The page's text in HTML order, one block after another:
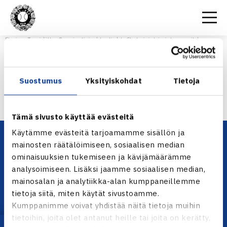
Suostumus Yksityiskohdat Tietoja
Tämä sivusto käyttää evästeitä
Käytämme evästeitä tarjoamamme sisällön ja
mainosten räätälöimiseen, sosiaalisen median
ominaisuuksien tukemiseen ja kävijämäärämme
analysoimiseen. Lisäksi jaamme sosiaalisen median,
mainosalan ja analytiikka-alan kumppaneillemme
tietoja siitä, miten käytät sivustoamme.
Kumppanimme voivat yhdistää näitä tietoja muihin
tietoihin, joita olet antanut heille tai joita on kerätty,
Etusivu>Tennisliitto>Organisaatio ja yhteystiedot>Strategia ja toimintasuunnitelma
Strategiaesitys 14-16
YHTEYSTIEDOT